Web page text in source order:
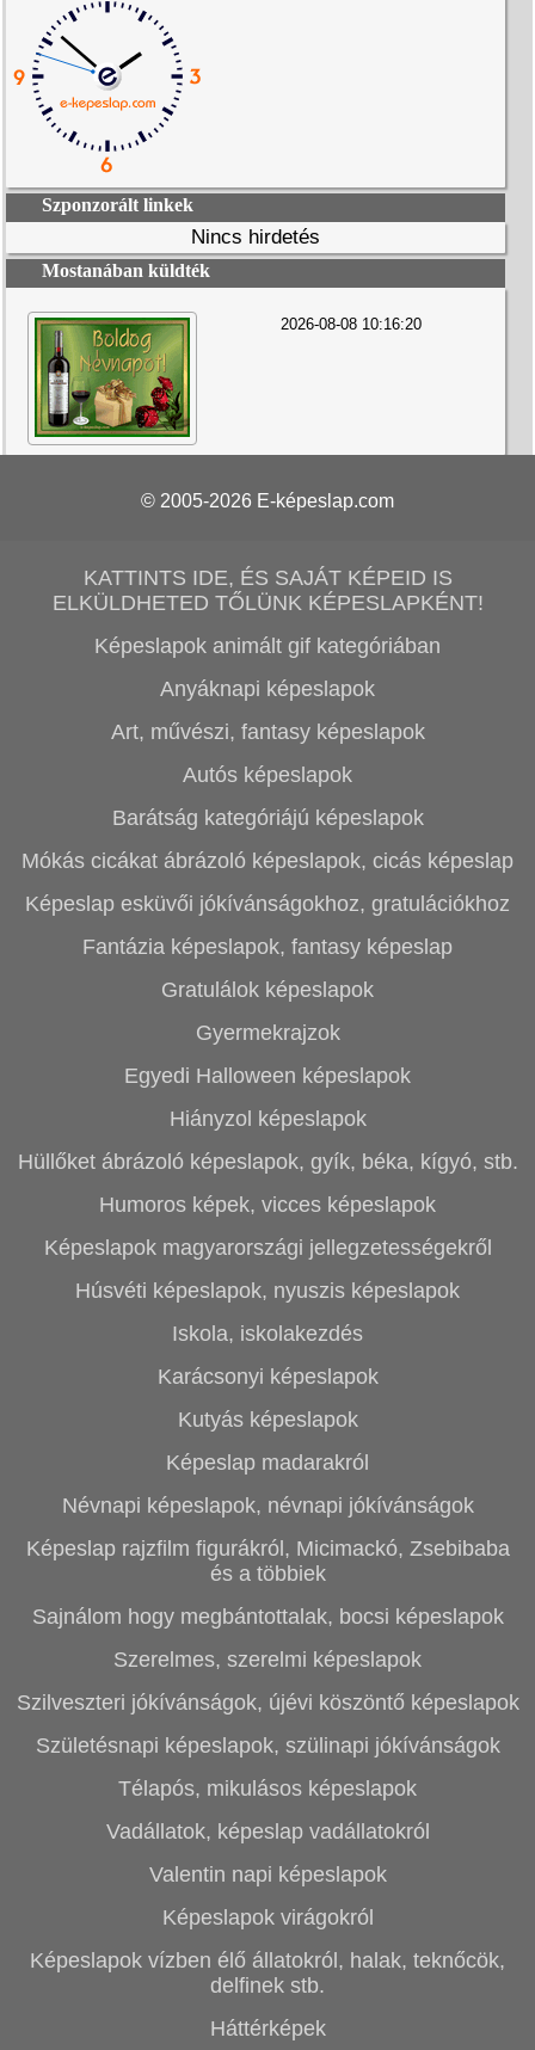
Szponzorált linkek
Nincs hirdetés
Mostanában küldték
2026-08-08 10:16:20
© 2005-2026 E-képeslap.com
KATTINTS IDE, ÉS SAJÁT KÉPEID IS
ELKÜLDHETED TŐLÜNK KÉPESLAPKÉNT!
Képeslapok animált gif kategóriában
Anyáknapi képeslapok
Art, művészi, fantasy képeslapok
Autós képeslapok
Barátság kategóriájú képeslapok
Mókás cicákat ábrázoló képeslapok, cicás képeslap
Képeslap esküvői jókívánságokhoz, gratulációkhoz
Fantázia képeslapok, fantasy képeslap
Gratulálok képeslapok
Gyermekrajzok
Egyedi Halloween képeslapok
Hiányzol képeslapok
Hüllőket ábrázoló képeslapok, gyík, béka, kígyó, stb.
Humoros képek, vicces képeslapok
Képeslapok magyarországi jellegzetességekről
Húsvéti képeslapok, nyuszis képeslapok
Iskola, iskolakezdés
Karácsonyi képeslapok
Kutyás képeslapok
Képeslap madarakról
Névnapi képeslapok, névnapi jókívánságok
Képeslap rajzfilm figurákról, Micimackó, Zsebibaba
és a többiek
Sajnálom hogy megbántottalak, bocsi képeslapok
Szerelmes, szerelmi képeslapok
Szilveszteri jókívánságok, újévi köszöntő képeslapok
Születésnapi képeslapok, szülinapi jókívánságok
Télapós, mikulásos képeslapok
Vadállatok, képeslap vadállatokról
Valentin napi képeslapok
Képeslapok virágokról
Képeslapok vízben élő állatokról, halak, teknőcök,
delfinek stb.
Háttérképek